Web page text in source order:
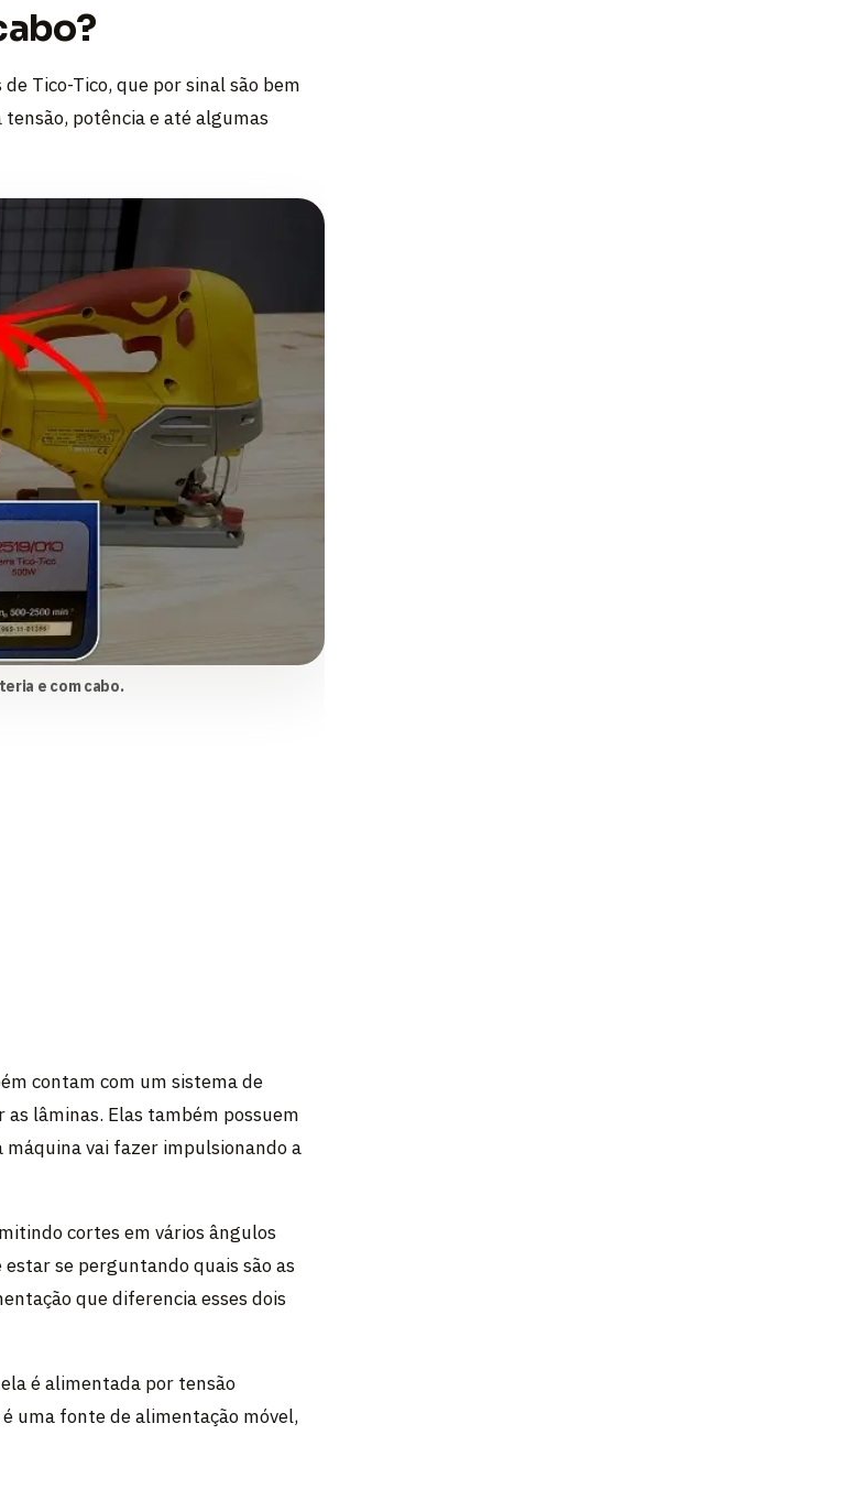
Tico-Tico, que por sinal são bem
potência e até algumas
e com cabo.
contam com um sistema de
lâminas. Elas também possuem
vai fazer impulsionando a
cortes em vários ângulos
estar se perguntando quais são as
que diferencia esses dois
é alimentada por tensão
uma fonte de alimentação móvel,